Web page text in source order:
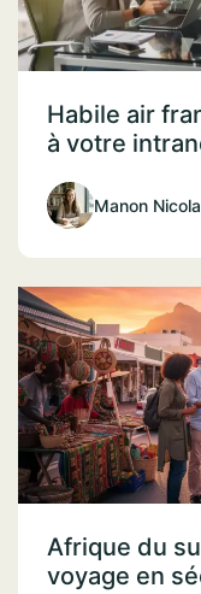
Habile air
à votre
Manon
Afrique du
voyage en